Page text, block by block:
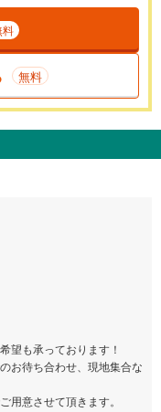
料
無料
望も承っております！
お待ち合わせ、現地集合な
用意させて頂きます。